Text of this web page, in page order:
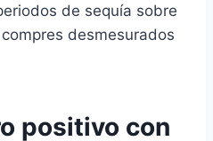
de sequía sobre
desmesurados
positivo con